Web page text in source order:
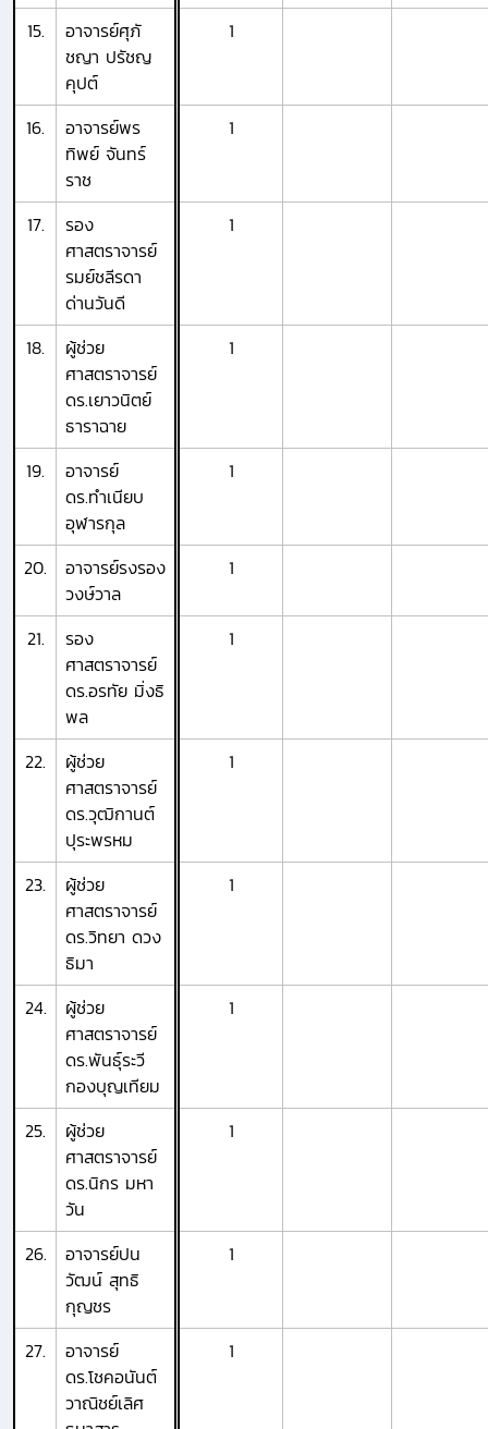
15.
อาจารย์ศุภั
ชญา ปรัชญ
คุปต์
1
16.
อาจารย์พร
ทิพย์ จันทร์
ราช
1
17.
รอง
ศาสตราจารย์
รมย์ชลีรดา
ด่านวันดี
1
18.
ผู้ช่วย
ศาสตราจารย์
ดร.เยาวนิตย์
ธาราฉาย
1
19.
อาจารย์
ดร.ทำเนียบ
อุฬารกุล
1
20.
อาจารย์รงรอง
วงษ์วาล
1
21.
รอง
ศาสตราจารย์
ดร.อรทัย มิ่งธิ
พล
1
22.
ผู้ช่วย
ศาสตราจารย์
ดร.วุฒิกานต์
ปุระพรหม
1
23.
ผู้ช่วย
ศาสตราจารย์
ดร.วิทยา ดวง
ธิมา
1
24.
ผู้ช่วย
ศาสตราจารย์
ดร.พันธุ์ระวี
กองบุญเทียม
1
25.
ผู้ช่วย
ศาสตราจารย์
ดร.นิกร มหา
วัน
1
26.
อาจารย์ปน
วัฒน์ สุทธิ
กุญชร
1
27.
อาจารย์
ดร.โชคอนันต์
วาณิชย์เลิศ
1